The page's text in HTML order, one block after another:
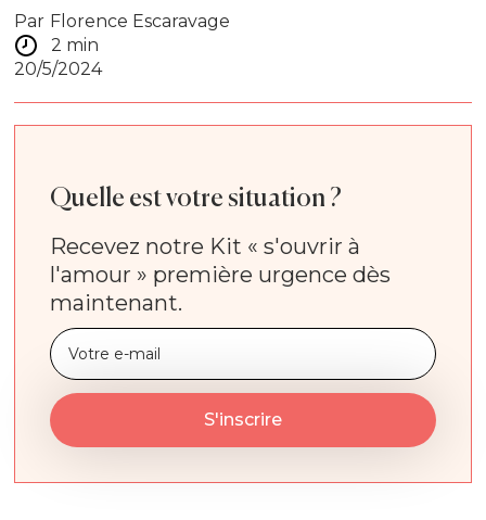
Par Florence Escaravage
2 min
20/5/2024
Quelle est votre situation ?
Recevez notre Kit « s'ouvrir à
l'amour » première urgence dès
maintenant.